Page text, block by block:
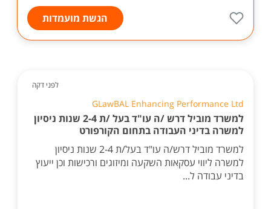
הגשת מועמדות
לפני דקה
GLawBAL Enhancing Performance Ltd
למשרד מוביל דרש /ה עו"ד בעל /ת 2-4 שנות ניסיון
למשרה בדיני העבודה בתחום הקורפורט
למשרד מוביל דרש/ה עו"ד בעל/ת 2-4 שנות ניסיון
למשרה ליווי עסקאות השקעה ומיזוגים ורכישות וכן ייעוץ
בדיני עבודה ל...